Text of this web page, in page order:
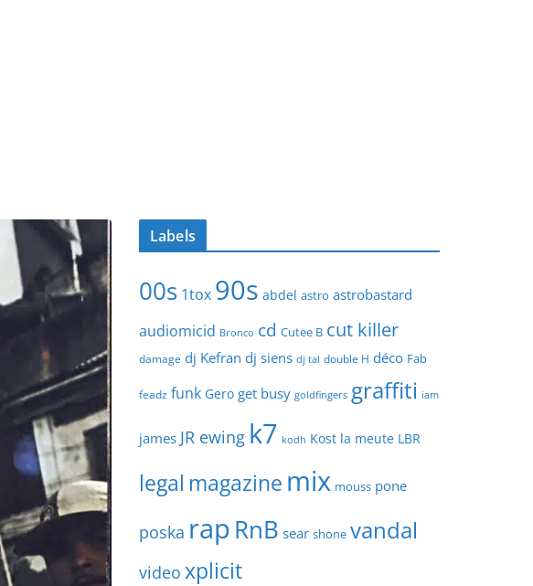
Labels
00s 1tox 90s abdel astro astrobastard
audiomicid Bronco cd Cutee B cut killer
damage dj Kefran dj siens dj tal double H déco Fab
feadz funk Gero get busy goldfingers graffiti iam
james JR ewing k7 kodh Kost la meute LBR
legal magazine mix mouss pone
poska rap RnB sear shone vandal
video xplicit